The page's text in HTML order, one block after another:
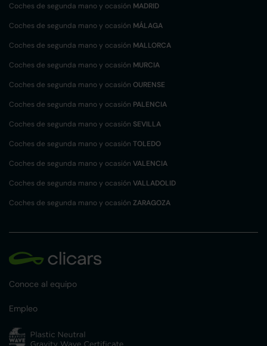
Coches de segunda mano y ocasión MADRID
Coches de segunda mano y ocasión MÁLAGA
Coches de segunda mano y ocasión MALLORCA
Coches de segunda mano y ocasión MURCIA
Coches de segunda mano y ocasión OURENSE
Coches de segunda mano y ocasión PALENCIA
Coches de segunda mano y ocasión SEVILLA
Coches de segunda mano y ocasión TOLEDO
Coches de segunda mano y ocasión VALENCIA
Coches de segunda mano y ocasión VALLADOLID
Coches de segunda mano y ocasión ZARAGOZA
Conoce al equipo
Empleo